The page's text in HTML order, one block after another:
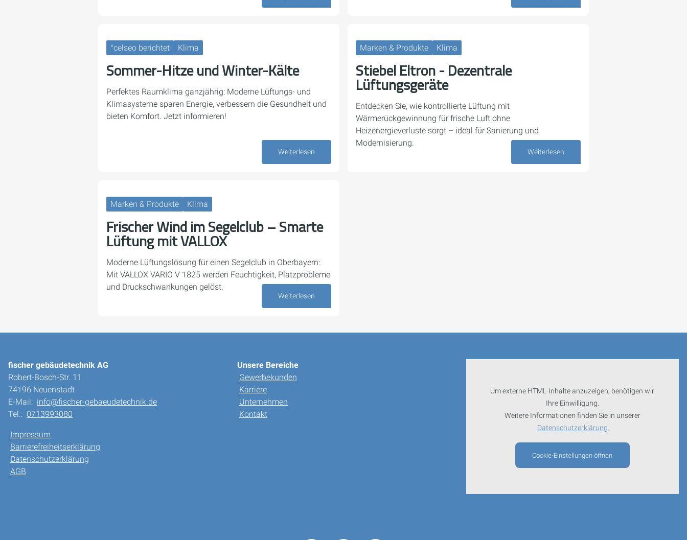
°celseo berichtet Klima
Sommer-Hitze und Winter-Kälte
Perfektes Raumklima ganzjährig: Moderne Lüftungs- und
Klimasysteme sparen Energie, verbessern die Gesundheit und
bieten Komfort. Jetzt informieren!
Weiterlesen
Marken & Produkte Klima
Stiebel Eltron - Dezentrale
Lüftungsgeräte
Entdecken Sie, wie kontrollierte Lüftung mit
Wärmerückgewinnung für frische Luft ohne
Heizenergieverluste sorgt – ideal für Sanierung und
Modernisierung.
Weiterlesen
Marken & Produkte Klima
Frischer Wind im Segelclub – Smarte
Lüftung mit VALLOX
Moderne Lüftungslösung für einen Segelclub in Oberbayern:
Mit VALLOX VARIO V 1825 werden Feuchtigkeit, Platzprobleme
und Druckschwankungen gelöst.
Weiterlesen
fischer gebäudetechnik AG
Robert-Bosch-Str. 11
74196 Neuenstadt
E-Mail: info@fischer-gebaeudetechnik.de
Tel.: 0713993080
Impressum
Barrierefreiheitserklärung
Datenschutzerklärung
AGB
Unsere Bereiche
Gewerbekunden
Karriere
Unternehmen
Kontakt
Um externe HTML-Inhalte anzuzeigen, benötigen wir
Ihre Einwilligung.
Weitere Informationen finden Sie in unserer
Datenschutzerklärung.
Cookie-Einstellungen öffnen